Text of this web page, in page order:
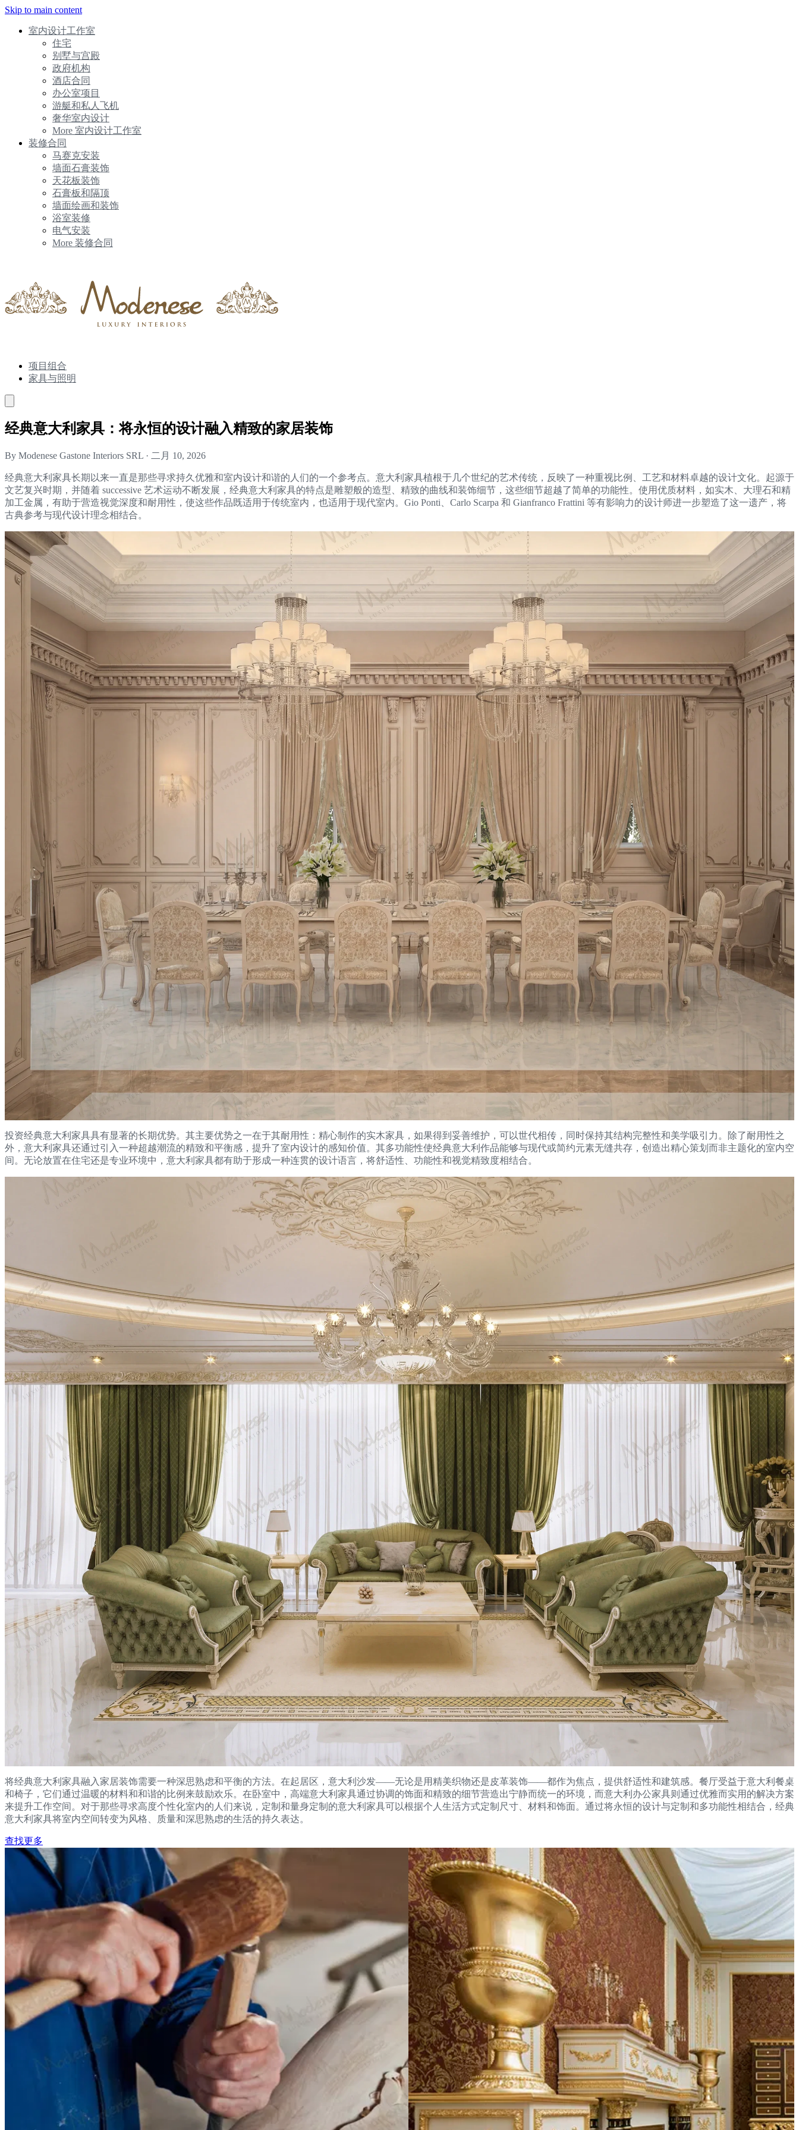
Skip to main content
室内设计工作室
住宅
别墅与宫殿
政府机构
酒店合同
办公室项目
游艇和私人飞机
奢华室内设计
More 室内设计工作室
装修合同
马赛克安装
墙面石膏装饰
天花板装饰
石膏板和隔顶
墙面绘画和装饰
浴室装修
电气安装
More 装修合同
项目组合
家具与照明
经典意大利家具：将永恒的设计融入精致的家居装饰
By Modenese Gastone Interiors SRL · 二月 10, 2026
经典意大利家具长期以来一直是那些寻求持久优雅和室内设计和谐的人们的一个参考点。意大利家具植根于几个世纪的艺术传统，反映了一种重视比例、工艺和材料卓越的设计文化。起源于
文艺复兴时期，并随着 successive 艺术运动不断发展，经典意大利家具的特点是雕塑般的造型、精致的曲线和装饰细节，这些细节超越了简单的功能性。使用优质材料，如实木、大理石和精
加工金属，有助于营造视觉深度和耐用性，使这些作品既适用于传统室内，也适用于现代室内。Gio Ponti、Carlo Scarpa 和 Gianfranco Frattini 等有影响力的设计师进一步塑造了这一遗产，将
古典参考与现代设计理念相结合。
投资经典意大利家具具有显著的长期优势。其主要优势之一在于其耐用性：精心制作的实木家具，如果得到妥善维护，可以世代相传，同时保持其结构完整性和美学吸引力。除了耐用性之
外，意大利家具还通过引入一种超越潮流的精致和平衡感，提升了室内设计的感知价值。其多功能性使经典意大利作品能够与现代或简约元素无缝共存，创造出精心策划而非主题化的室内空
间。无论放置在住宅还是专业环境中，意大利家具都有助于形成一种连贯的设计语言，将舒适性、功能性和视觉精致度相结合。
将经典意大利家具融入家居装饰需要一种深思熟虑和平衡的方法。在起居区，意大利沙发——无论是用精美织物还是皮革装饰——都作为焦点，提供舒适性和建筑感。餐厅受益于意大利餐桌
和椅子，它们通过温暖的材料和和谐的比例来鼓励欢乐。在卧室中，高端意大利家具通过协调的饰面和精致的细节营造出宁静而统一的环境，而意大利办公家具则通过优雅而实用的解决方案
来提升工作空间。对于那些寻求高度个性化室内的人们来说，定制和量身定制的意大利家具可以根据个人生活方式定制尺寸、材料和饰面。通过将永恒的设计与定制和多功能性相结合，经典
意大利家具将室内空间转变为风格、质量和深思熟虑的生活的持久表达。
查找更多